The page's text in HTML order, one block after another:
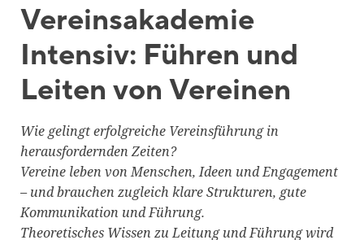
Vereinsakademie
Intensiv: Führen und
Leiten von Vereinen
Wie gelingt erfolgreiche Vereinsführung in
herausfordernden Zeiten?
Vereine leben von Menschen, Ideen und Engagement
– und brauchen zugleich klare Strukturen, gute
Kommunikation und Führung.
Theoretisches Wissen zu Leitung und Führung wird